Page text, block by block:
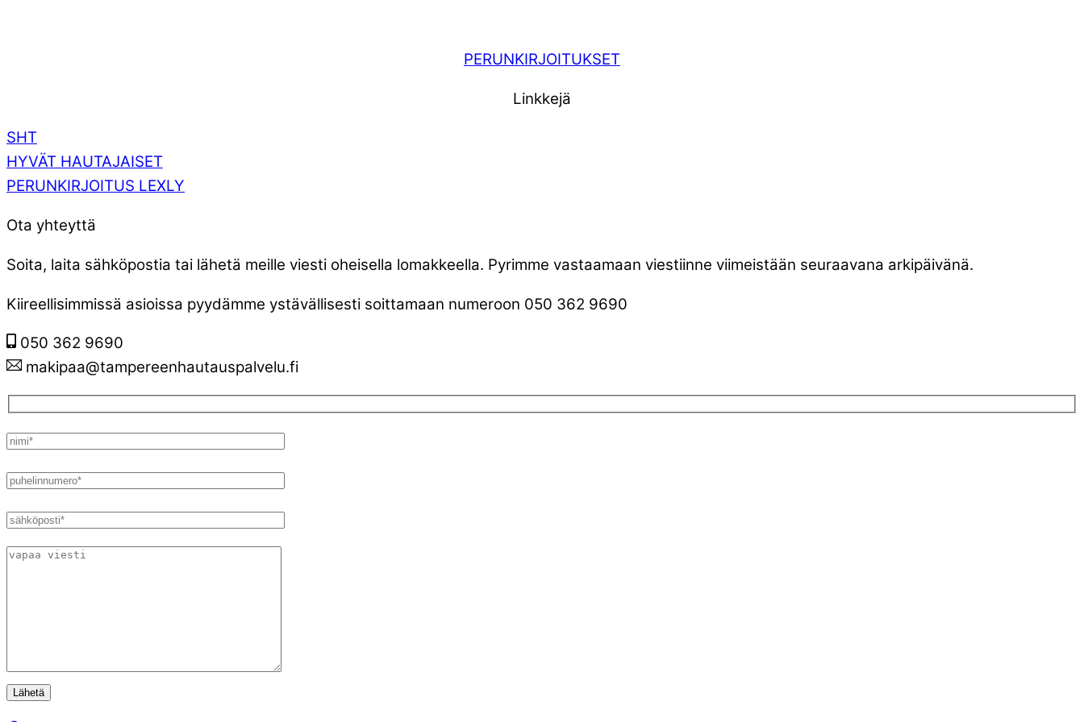
PERUNKIRJOITUKSET
Linkkejä
SHT
HYVÄT HAUTAJAISET
PERUNKIRJOITUS LEXLY
Ota yhteyttä
Soita, laita sähköpostia tai lähetä meille viesti oheisella lomakkeella. Pyrimme vastaamaan viestiinne viimeistään seuraavana arkipäivänä.
Kiireellisimmissä asioissa pyydämme ystävällisesti soittamaan numeroon 050 362 9690
050 362 9690
makipaa@tampereenhautauspalvelu.fi